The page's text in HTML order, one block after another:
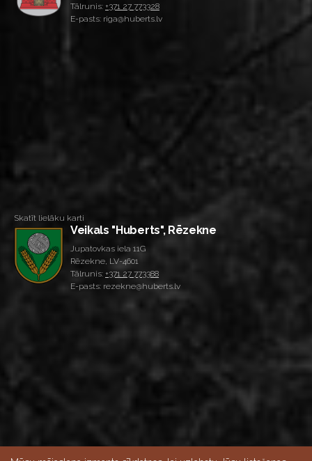
Tālrunis: +371 27 773328
E-pasts: riga@huberts.lv
Skatīt lielāku karti
Veikals "Huberts", Rēzekne
Jupatovkas iela 11G
Rēzekne, LV-4601
Tālrunis: +371 27 773388
E-pasts: rezekne@huberts.lv